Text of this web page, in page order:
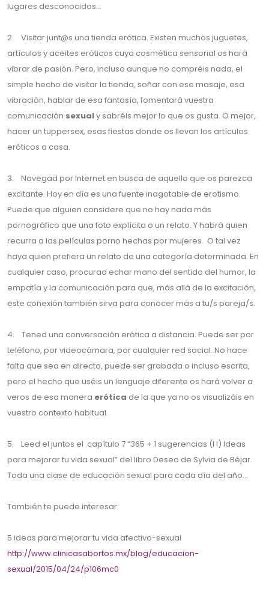
lugares desconocidos…
2. Visitar junt@s una tienda erótica. Existen muchos juguetes,
artículos y aceites eróticos cuya cosmética sensorial os hará
vibrar de pasión. Pero, incluso aunque no compréis nada, el
simple hecho de visitar la tienda, soñar con ese masaje, esa
vibración, hablar de esa fantasía, fomentará vuestra
comunicación sexualy sabréis mejor lo que os gusta. O mejor,
hacer un tuppersex, esas fiestas donde os llevan los artículos
eróticos a casa.
3. Navegad por Internet en busca de aquello que os parezca
excitante. Hoy en día es una fuente inagotable de erotismo.
Puede que alguien considere que no hay nada más
pornográfico que una foto explícita o un relato. Y habrá quien
recurra a las películas porno hechas por mujeres. O tal vez
haya quien prefiera un relato de una categoría determinada. En
cualquier caso, procurad echar mano del sentido del humor, la
empatía y la comunicación para que, más allá de la excitación,
este conexión también sirva para conocer más a tu/s pareja/s.
4. Tened una conversación erótica a distancia. Puede ser por
teléfono, por videocámara, por cualquier red social. No hace
falta que sea en directo, puede ser grabada o incluso escrita,
pero el hecho que uséis un lenguaje diferente os hará volver a
veros de esa manera erótica de la que ya no os visualizáis en
vuestro contexto habitual.
5. Leed el juntos el capítulo 7 “365 + 1 sugerencias (I I) Ideas
para mejorar tu vida sexual” del libro Deseo de Sylvia de Béjar.
Toda una clase de educación sexual para cada día del año…
También te puede interesar:
5 ideas para mejorar tu vida afectivo-sexual
http://www.clinicasabortos.mx/blog/educacion-
sexual/2015/04/24/p106mc0